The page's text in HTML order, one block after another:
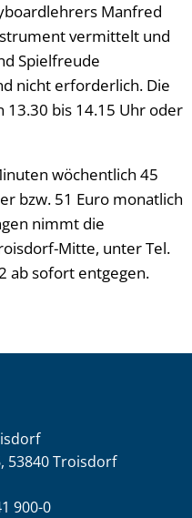
Manfred
vermittelt und
Spielfreude
nicht erforderlich. Die
13.30 bis 14.15 Uhr oder
wöchentlich 45
bzw. 51 Euro monatlich
nimmt die
Mitte, unter Tel.
ab sofort entgegen.
53840 Troisdorf
900-0